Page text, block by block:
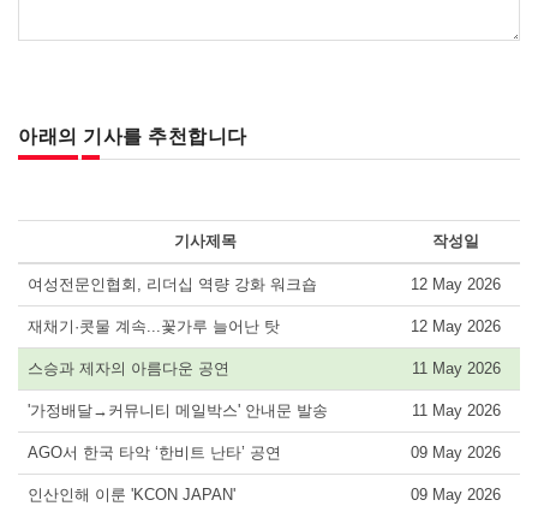
아래의 기사를 추천합니다
기사제목 작성일
여성전문인협회, 리더십 역량 강화 워크숍 12 May 2026
재채기·콧물 계속...꽃가루 늘어난 탓 12 May 2026
스승과 제자의 아름다운 공연 11 May 2026
'가정배달→커뮤니티 메일박스' 안내문 발송 11 May 2026
AGO서 한국 타악 ‘한비트 난타’ 공연 09 May 2026
인산인해 이룬 'KCON JAPAN' 09 May 2026